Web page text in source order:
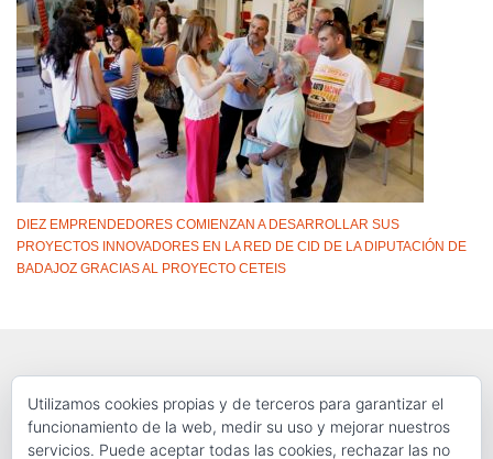
DIEZ EMPRENDEDORES COMIENZAN A DESARROLLAR SUS
PROYECTOS INNOVADORES EN LA RED DE CID DE LA DIPUTACIÓN DE
BADAJOZ GRACIAS AL PROYECTO CETEIS
Utilizamos cookies propias y de terceros para garantizar el
funcionamiento de la web, medir su uso y mejorar nuestros
servicios. Puede aceptar todas las cookies, rechazar las no